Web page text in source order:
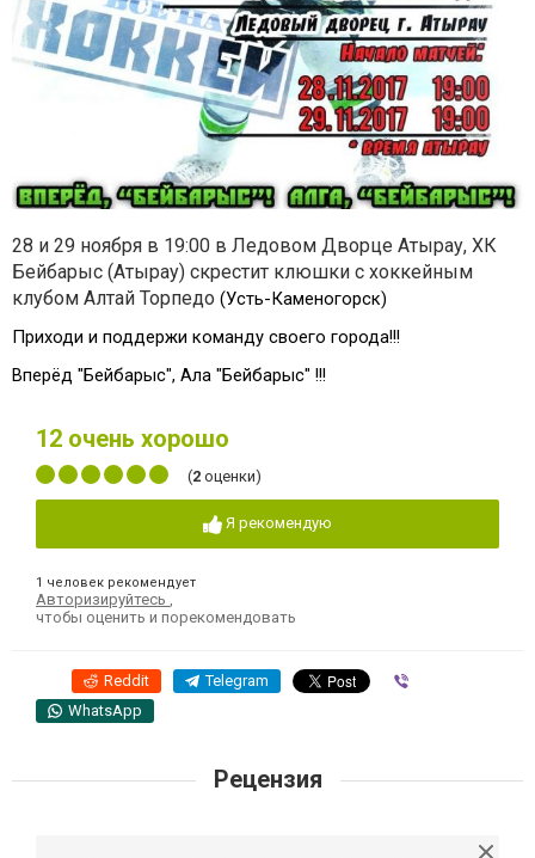
28 и 29 ноября в 19:00 в Ледовом Дворце Атырау, ХК
Бейбарыс (Атырау) скрестит клюшки с хоккейным
клубом Алтай Торпедо (Усть-Каменогорск)
Приходи и поддержи команду своего города!!!
Вперёд "Бейбарыс", Алға "Бейбарыс" !!!
12 очень хорошо
(2 оценки)
Я рекомендую
1 человек рекомендует
Авторизируйтесь ,
чтобы оценить и порекомендовать
Reddit Telegram
WhatsApp
Рецензия